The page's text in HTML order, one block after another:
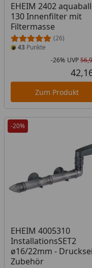
EHEIM 2402 aquaball
130 Innenfilter mit
Filtermasse
(26)
43 Punkte
-26% UVP
Zum Produkt
-20%
EHEIM 4005310
InstallationsSET2
ø16/22mm -
Zubehör
Produkt am Lager